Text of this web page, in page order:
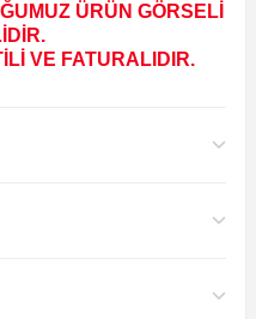
ÜRÜN GÖRSELİ
VE FATURALIDIR.